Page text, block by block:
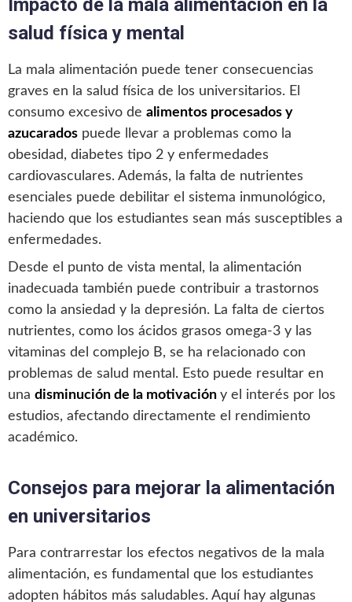
Impacto de la mala alimentación en la
salud física y mental
La mala alimentación puede tener consecuencias
graves en la salud física de los universitarios. El
consumo excesivo de alimentos procesados y
azucarados puede llevar a problemas como la
obesidad, diabetes tipo 2 y enfermedades
cardiovasculares. Además, la falta de nutrientes
esenciales puede debilitar el sistema inmunológico,
haciendo que los estudiantes sean más susceptibles a
enfermedades.
Desde el punto de vista mental, la alimentación
inadecuada también puede contribuir a trastornos
como la ansiedad y la depresión. La falta de ciertos
nutrientes, como los ácidos grasos omega-3 y las
vitaminas del complejo B, se ha relacionado con
problemas de salud mental. Esto puede resultar en
una disminución de la motivación y el interés por los
estudios, afectando directamente el rendimiento
académico.
Consejos para mejorar la alimentación
en universitarios
Para contrarrestar los efectos negativos de la mala
alimentación, es fundamental que los estudiantes
adopten hábitos más saludables. Aquí hay algunas